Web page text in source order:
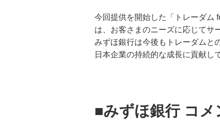
今回提供を開始した「トレーダム
は、お客さまのニーズに応じてサ
みずほ銀行は今後もトレーダムと
日本企業の持続的な成長に貢献し
■みずほ銀行 コメ